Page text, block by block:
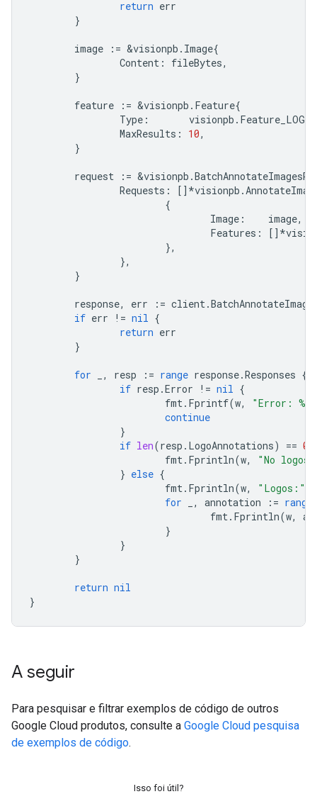
return err
}
image := &visionpb . Image{
Content : fileBytes,
}
feature := &visionpb . Feature{
Type : visionpb .
MaxResults : 10,
}
request := &visionpb .
Requests : [] *visionpb .
{
Image : image,
Features : [] *
},
},
}
response, err := client.
if err != nil {
return err
}
for , resp := range response.Responses {
if resp .Error != nil {
fmt. Fprintf(w,
"Error:
continue
}
if len(resp . LogoAnnotations) == 0
fmt. Fprintln(w,
"No logos
} else {
fmt. Fprintln(w, "Logos:"
for
, annotation := range
fmt. Fprintln(w,
}
}
}
return nil
}
A seguir
Para pesquisar e filtrar exemplos de código de outros
Google Cloud produtos, consulte a Google Cloud pesquisa
de exemplos de código.
Isso foi útil?